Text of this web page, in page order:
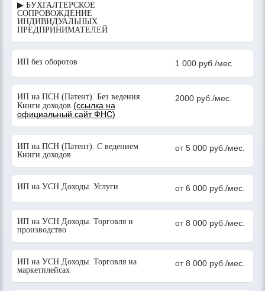
▶ БУХГАЛТЕРСКОЕ
СОПРОВОЖДЕНИЕ
ИНДИВИДУАЛЬНЫХ
ПРЕДПРИНИМАТЕЛЕЙ
ИП без оборотов 1 000 руб./мес
ИП на ПСН (Патент). Без ведения
Книги доходов (ссылка на
официальный сайт ФНС)
2000 руб./мес.
ИП на ПСН (Патент). С ведением
Книги доходов
от 5 000 руб./мес.
ИП на УСН Доходы. Услуги от 6 000 руб./мес.
ИП на УСН Доходы. Торговля и
производство
от 8 000 руб./мес.
ИП на УСН Доходы. Торговля на
маркетплейсах
от 8 000 руб./мес.